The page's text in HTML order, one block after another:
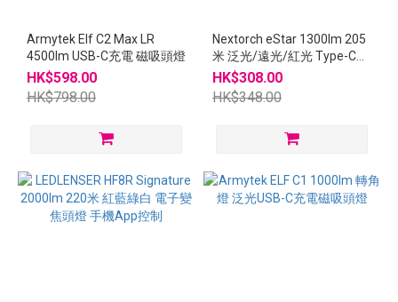
Armytek Elf C2 Max LR
4500lm USB-C充電 磁吸頭燈
HK$598.00
HK$798.00
Nextorch eStar 1300lm 205
米 泛光/遠光/紅光 Type-C充
電頭燈
HK$308.00
HK$348.00